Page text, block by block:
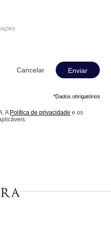
Enviar
*Dados obrigatórios
A Política de privacidade e os